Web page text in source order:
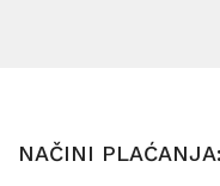
NAČINI PLAĆANJA: